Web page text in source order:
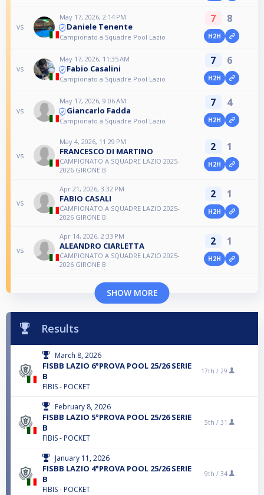
vs
May 17, 2026, 2:14 PM
Daniele Tenente
Campionato a Squadre Pool Lazio
7 8
H2H
vs
May 17, 2026, 11:35 AM
Fabio Casalini
Campionato a Squadre Pool Lazio
7 6
H2H
vs
May 17, 2026, 9:06 AM
Giancarlo Fadda
Campionato a Squadre Pool Lazio
7 4
H2H
vs
May 4, 2026, 11:29 PM
FRANCESCO DI MARTINO
CAMPIONATO A SQUADRE LAZIO 2025-
2026 GIRONE B
2 1
H2H
vs
Apr 21, 2026, 3:32 PM
FABIO CASALI
CAMPIONATO A SQUADRE LAZIO 2025-
2026 GIRONE B
2 1
H2H
vs
Apr 14, 2026, 2:33 PM
ALEANDRO CIARLETTA
CAMPIONATO A SQUADRE LAZIO 2025-
2026 GIRONE B
2 1
H2H
SHOW MORE
Results
March 8, 2026
FISBB LAZIO 6°PROVA POOL 25/26 SERIE
B
FIBIS - POCKET
17th / 29
February 8, 2026
FISBB LAZIO 5°PROVA POOL 25/26 SERIE
B
FIBIS - POCKET
5th / 31
January 11, 2026
FISBB LAZIO 4°PROVA POOL 25/26 SERIE
B
FIBIS - POCKET
9th / 34